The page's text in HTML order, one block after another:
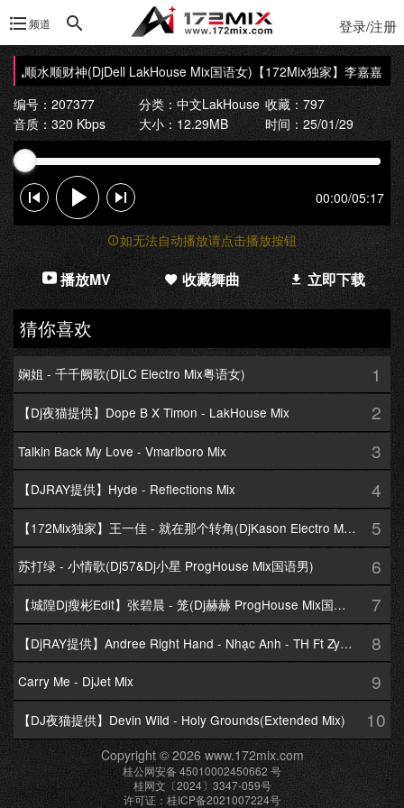
频道 登录/注册
顺水顺财神(DjDell LakHouse Mix国语女)【172Mix独家】李嘉嘉 -
编号：207377
分类：中文LakHouse 收藏：797
音质：320 Kbps
大小：12.29MB 时间：25/01/29
00:00/05:17
如无法自动播放请点击播放按钮
播放MV 收藏舞曲 立即下载
猜你喜欢
娴姐 - 千千阙歌(DjLC Electro Mix粤语女) 1
【Dj夜猫提供】Dope B X Timon - LakHouse Mix 2
Talkin Back My Love - Vmarlboro Mix 3
【DJRAY提供】Hyde - Reflections Mix 4
【172Mix独家】王一佳 - 就在那个转角(DjKason Electro Mix国语女) 5
苏打绿 - 小情歌(Dj57&Dj小星 ProgHouse Mix国语男) 6
【城隍Dj瘦彬Edit】张碧晨 - 笼(Dj赫赫 ProgHouse Mix国语女) 7
【DjRAY提供】Andree Right Hand - Nhạc Anh - TH Ft Zym Mix 8
Carry Me - DjJet Mix 9
【DJ夜猫提供】Devin Wild - Holy Grounds(Extended Mix) 10
Copyright © 2026 www.172mix.com
桂公网安备 45010002450662 号
桂网文〔2024〕3347-059号
许可证：桂ICP备2021007224号